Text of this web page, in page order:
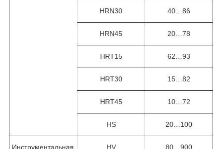
HRN30 40…86
HRN45 20…78
HRT15 62…93
HRT30 15…82
HRT45 10…72
HS 20…100
Инструментальная
HV 80…900